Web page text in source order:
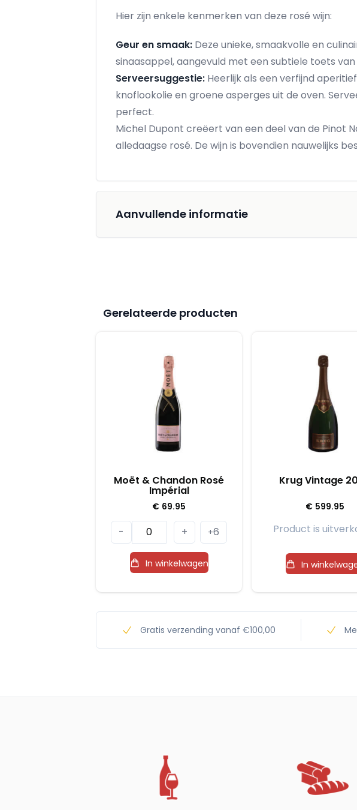
Hier zijn enkele kenmerken van deze rosé wijn:
Geur en smaak: Deze unieke, smaakvolle en
sinaasappel, aangevuld met een subtiele toets
Serveersuggestie: Heerlijk als een verfijnd
knoflookolie en groene asperges uit de oven.
perfect.
Michel Dupont creëert van een deel van de Pinot
alledaagse rosé. De wijn is bovendien nauwelijks
Aanvullende informatie
Gerelateerde producten
Moët & Chandon Rosé
Impérial
€ 69.95
-
Moët
&
Chandon
Impérial
aantal
+ +6
In winkelwagen
Krug Vintage
€ 599.95
Product is
In
Gratis verzending vanaf €100,00